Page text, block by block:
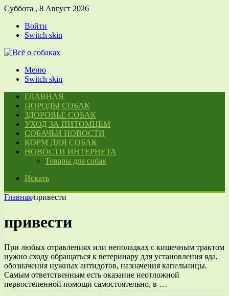
Суббота , 8 Август 2026
Войти
Switch skin
Меню
Switch skin
ГЛАВНАЯ
ПОРОДЫ СОБАК
ЗДОРОВЬЕ СОБАК
УХОД ЗА ПИТОМЦЕМ
СОБАЧЬИ НОВОСТИ
КОРМ ДЛЯ СОБАК
НОВОСТИ ИНТЕРНЕТА
Товары для собак
Искать
Главная/привести
привести
При любых отравлениях или неполадках с кишечным трактом
нужно сходу обращаться к ветеринару для установления яда,
обозначения нужных антидотов, назначения капельницы.
Самым ответственным есть оказание неотложной
первостепенной помощи самостоятельно, в …